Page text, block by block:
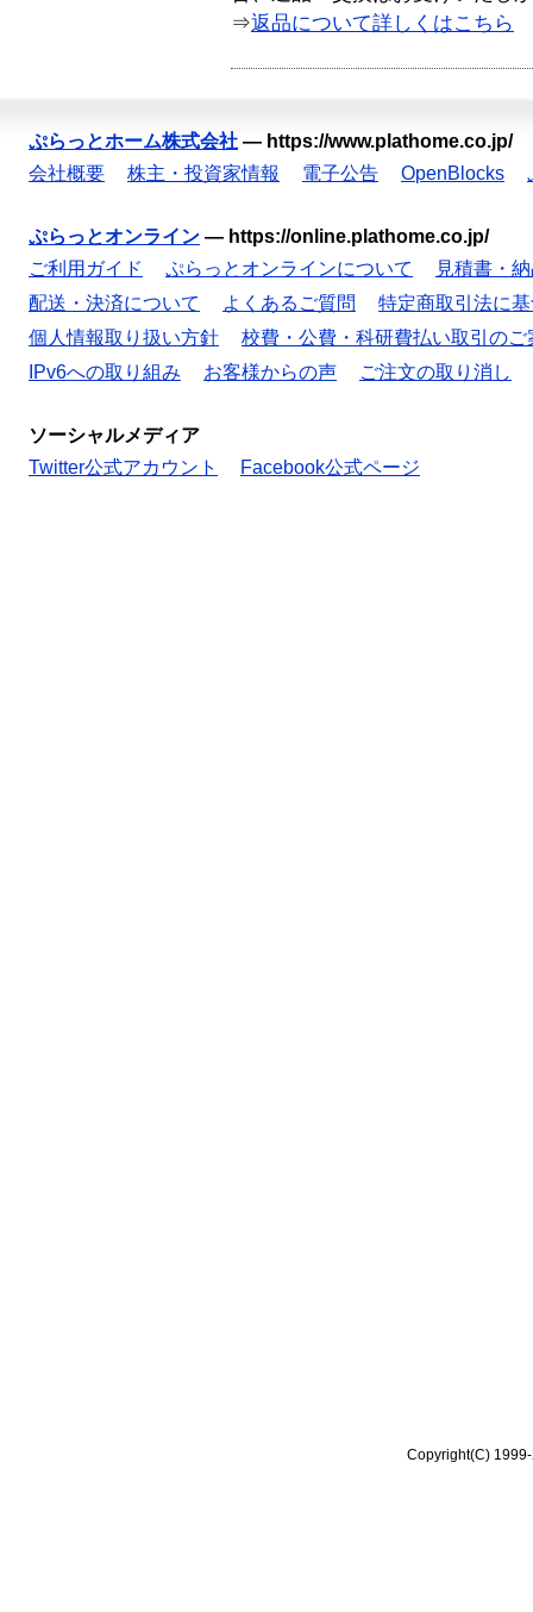
⇒返品について詳しくはこちら
ぷらっとホーム株式会社 — https://www.plathome.co.jp/
会社概要
株主・投資家情報 電子公告 OpenBlocks
ぷらっとオンライン — https://online.plathome.co.jp/
ご利用ガイド
ぷらっとオンラインについて
見積書・
配送・決済について
よくあるご質問
特定商取引法に
個人情報取り扱い方針
校費・公費・科研費払い取引のご
IPv6への取り組み
お客様からの声 ご注文の取り消し
ソーシャルメディア
Twitter公式アカウント
Facebook公式ページ
Copyright(C)